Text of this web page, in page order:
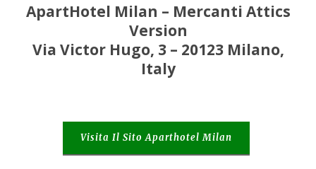
ApartHotel Milan – Mercanti Attics
Version
Via Victor Hugo, 3 – 20123 Milano,
Italy
Visita Il Sito Aparthotel Milan